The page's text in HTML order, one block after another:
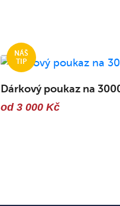
Dárkový poukaz na
od 3 000 Kč